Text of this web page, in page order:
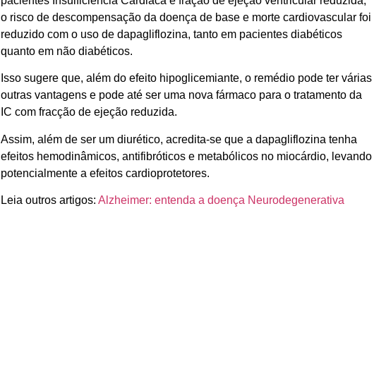
o risco de descompensação da doença de base e morte cardiovascular foi
reduzido com o uso de dapagliflozina, tanto em pacientes diabéticos
quanto em não diabéticos.
Isso sugere que, além do efeito hipoglicemiante, o remédio pode ter várias
outras vantagens e pode até ser uma nova fármaco para o tratamento da
IC com fracção de ejeção reduzida.
Assim, além de ser um diurético, acredita-se que a dapagliflozina tenha
efeitos hemodinâmicos, antifibróticos e metabólicos no miocárdio, levando
potencialmente a efeitos cardioprotetores.
Leia outros artigos: Alzheimer: entenda a doença Neurodegenerativa